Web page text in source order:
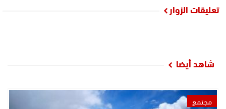
تعليقات الزوار
شاهد أيضا
مجتمع